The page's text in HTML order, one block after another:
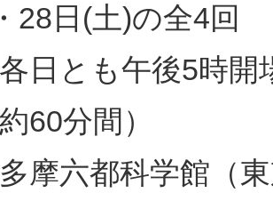
28日(土)の全4回
も午後5時開場
60分間）
摩六都科学館（